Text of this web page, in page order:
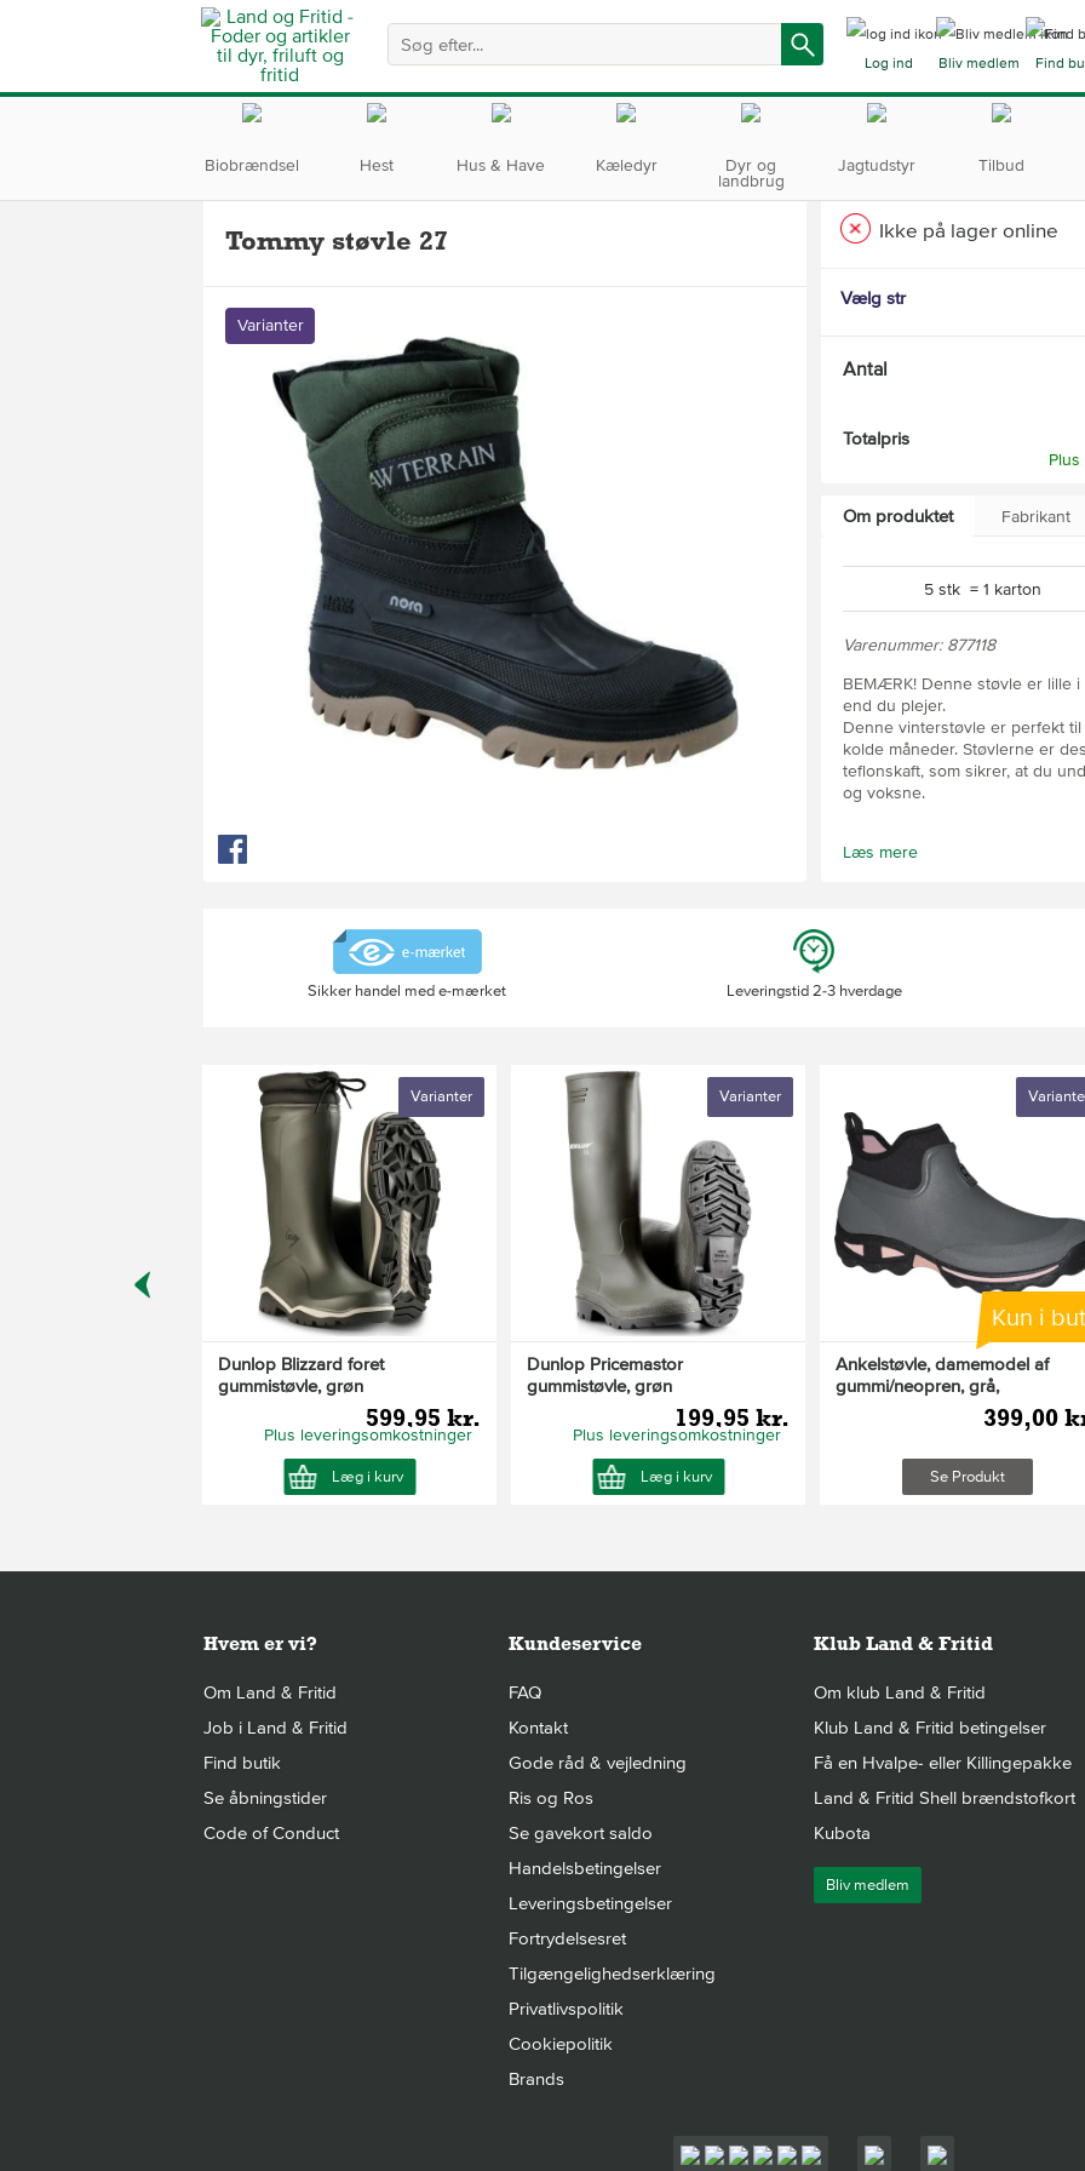
Log ind Bliv medlem Find
Biobrændsel Hest Hus & Have Kæledyr Dyr og
landbrug
Jagtudstyr Tilbud
Tommy støvle 27
Varianter
Ikke på lager online
Vælg str
Antal
Totalpris
Om produktet Fabrikant
5 stk = 1 karton
Varenummer: 877118
BEMÆRK! Denne støvle er lille
end du plejer.
Denne vinterstøvle er perfekt
kolde måneder. Støvlerne er
teflonskaft, som sikrer, at du
og voksne.
Den varme foring i støvlerne
kulden, så dine fødder
synligheden og sikkerheden i
vinteraftener. Velcrolukningen
Læs mere
Sikker handel med e-mærket Leveringstid 2-3 hverdage
Varianter
Dunlop Blizzard foret
gummistøvle, grøn
599,95 kr.
Plus leveringsomkostninger
Læg i kurv
Varianter
Dunlop Pricemastor
gummistøvle, grøn
199,95 kr.
Plus leveringsomkostninger
Læg i kurv
Kun i
Ankelstøvle, damemodel af
gummi/neopren, grå,
399,00
Se Produkt
Hvem er vi?
Om Land & Fritid
Job i Land & Fritid
Find butik
Se åbningstider
Code of Conduct
Kundeservice
FAQ
Kontakt
Gode råd & vejledning
Ris og Ros
Se gavekort saldo
Handelsbetingelser
Leveringsbetingelser
Fortrydelsesret
Tilgængelighedserklæring
Privatlivspolitik
Cookiepolitik
Brands
Klub Land & Fritid
Om klub Land & Fritid
Klub Land & Fritid betingelser
Få en Hvalpe- eller Killingepakke
Land & Fritid Shell brændstofkort
Kubota
Bliv medlem